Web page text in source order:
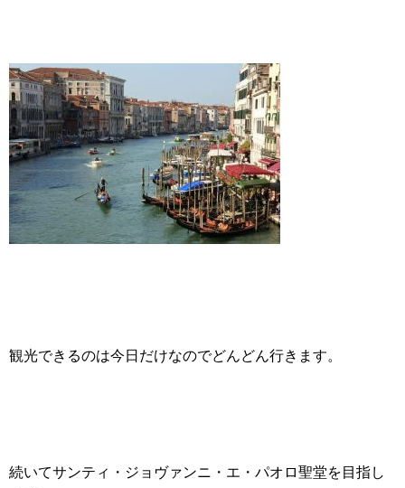
観光できるのは今日だけなのでどんどん行きます。
続いてサンティ・ジョヴァンニ・エ・パオロ聖堂を目指し